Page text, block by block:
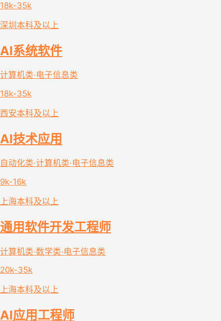
18k-35k
深圳 本科及以上
AI系统软件
计算机类·电子信息类
18k-35k
西安本科及以上
AI技术应用
自动化类·计算机类·电子信息类
9k-16k
上海本科及以上
通用软件开发工程师
计算机类·数学类·电子信息类
20k-35k
上海本科及以上
AI应用工程师